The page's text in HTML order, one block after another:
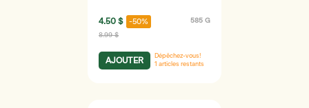
4.50 $ -50% 585 G
8.99 $
AJOUTER
Dépêchez-vous!
1 articles restants